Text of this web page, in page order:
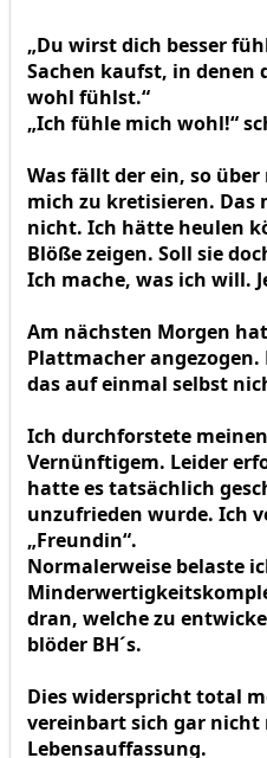
„Du wirst dich besser
Sachen kaufst, in denen
wohl fühlst.“
„Ich fühle mich wohl!“
Was fällt der ein, so
mich zu kretisieren. Das
nicht. Ich hätte heulen
Blöße zeigen. Soll sie
Ich mache, was ich will.
Am nächsten Morgen
Plattmacher
das auf einmal selbst
Ich durchforstete
Vernünftigem. Leider
hatte es tatsächlich
unzufrieden wurde. Ich
„Freundin“.
Normalerweise belaste
dran, welche zu
blöder BH´s.
Dies widerspricht total
vereinbart sich gar
Lebensauffassung.